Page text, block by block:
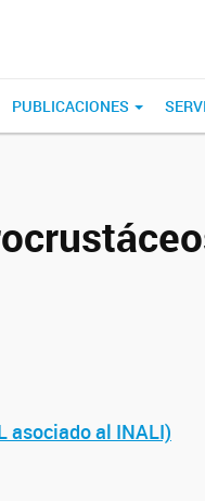
PUBLICACIONES
asociado al INALI)